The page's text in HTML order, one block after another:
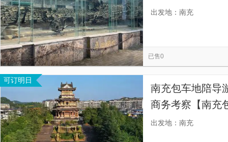
阁，游西山北湖
出发地：南充
已售0
可订明日
南充包车地陪导
商务考察【南充
送旅游展会商务
出发地：南充